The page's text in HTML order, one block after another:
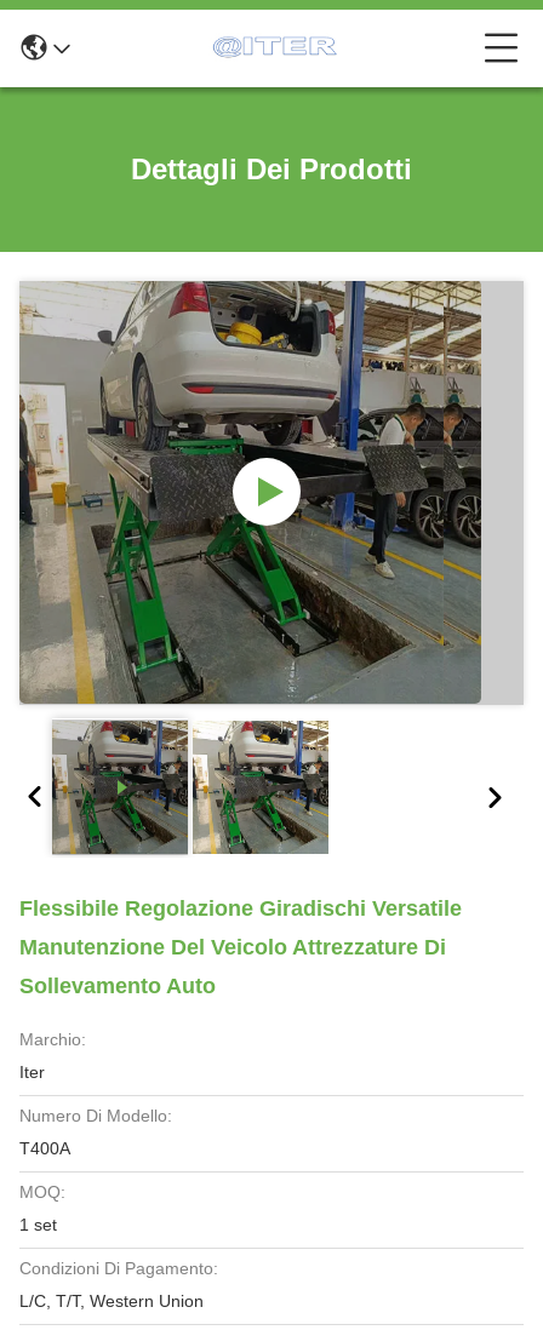
Dettagli Dei Prodotti
Flessibile Regolazione Giradischi Versatile
Manutenzione Del Veicolo Attrezzature Di
Sollevamento Auto
Marchio:
Iter
Numero Di Modello:
T400A
MOQ:
1 set
Condizioni Di Pagamento:
L/C, T/T, Western Union